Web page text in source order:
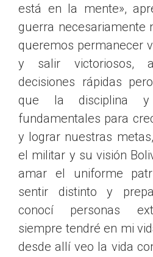
está en la mente»,
guerra necesariamente
queremos permanecer
y salir victoriosos,
decisiones rápidas
que la disciplina
fundamentales para
y lograr nuestras
el militar y su visión
amar el uniforme
sentir distinto y
conocí personas
siempre tendré en mi
desde allí veo la vida